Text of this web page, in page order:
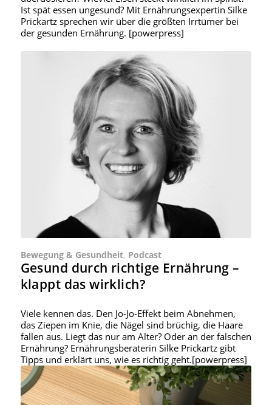
Ist spät essen ungesund? Mit Ernährungsexpertin Silke
Prickartz sprechen wir über die größten Irrtümer bei
der gesunden Ernährung. [powerpress]
Bewegung & Gesundheit, Podcast
Gesund durch richtige Ernährung –
klappt das wirklich?
Viele kennen das. Den Jo-Jo-Effekt beim Abnehmen,
das Ziepen im Knie, die Nägel sind brüchig, die Haare
fallen aus. Liegt das nur am Alter? Oder an der falschen
Ernährung? Ernährungsberaterin Silke Prickartz gibt
Tipps und erklärt uns, wie es richtig geht.[powerpress]